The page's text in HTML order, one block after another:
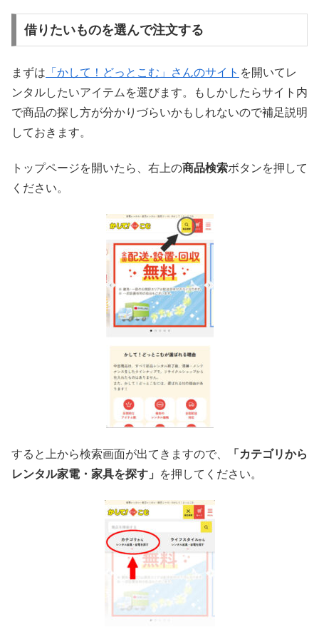
借りたいものを選んで注文する
まずは 「かして！どっとこむ」さんのサイト を開いてレ
ンタルしたいアイテムを選びます。もしかしたらサイト内
で商品の探し方が分かりづらいかもしれないので補足説明
しておきます。
トップページを開いたら、右上の商品検索ボタンを押して
ください。
すると上から検索画面が出てきますので、
「カテゴリから
レンタル家電・家具を探す」
を押してください。